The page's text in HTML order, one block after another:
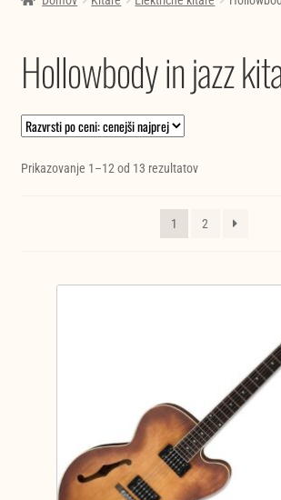
Hollowbody in jazz
Prikazovanje 1–12 od 13 rezultatovRazvrščeno
od
najvišje
1 2